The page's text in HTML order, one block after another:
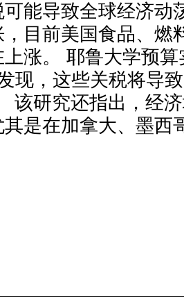
能导致全球经济动
，目前美国食品、燃
涨。 耶鲁大学预
现，这些关税将导
该研究还指出，经
是在加拿大、墨西